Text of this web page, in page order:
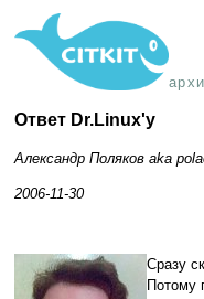
Ответ Dr.Linux'у
Александр Поляков aka
2006-11-30
Сразу
Потому